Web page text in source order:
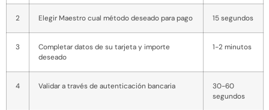
2 Elegir Maestro cual método deseado para pago 15 segundos
3
Completar datos de su tarjeta y importe
deseado
1-2 minutos
4 Validar a través de autenticación bancaria
30-60
segundos